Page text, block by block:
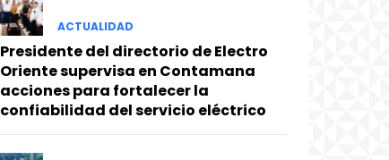
ACTUALIDAD
Presidente del directorio de Electro
Oriente supervisa en Contamana
acciones para fortalecer la
confiabilidad del servicio eléctrico